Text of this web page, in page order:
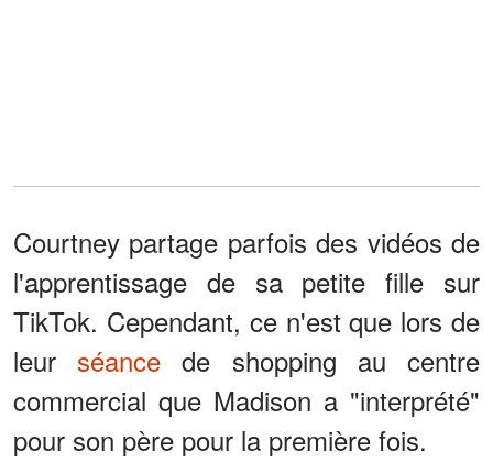
Courtney partage parfois des vidéos de
l'apprentissage de sa petite fille sur
TikTok. Cependant, ce n'est que lors de
leur séance de shopping au centre
commercial que Madison a "interprété"
pour son père pour la première fois.